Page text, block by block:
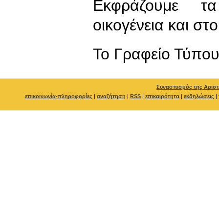
Εκφράζουμε
οικογένεια και
To Γραφείο Τύπου
Συνασπισμός της
επικοινωνία-πληροφορίες | αναζήτηση | RSS | επικαιρότητα | εκδηλώσεις |